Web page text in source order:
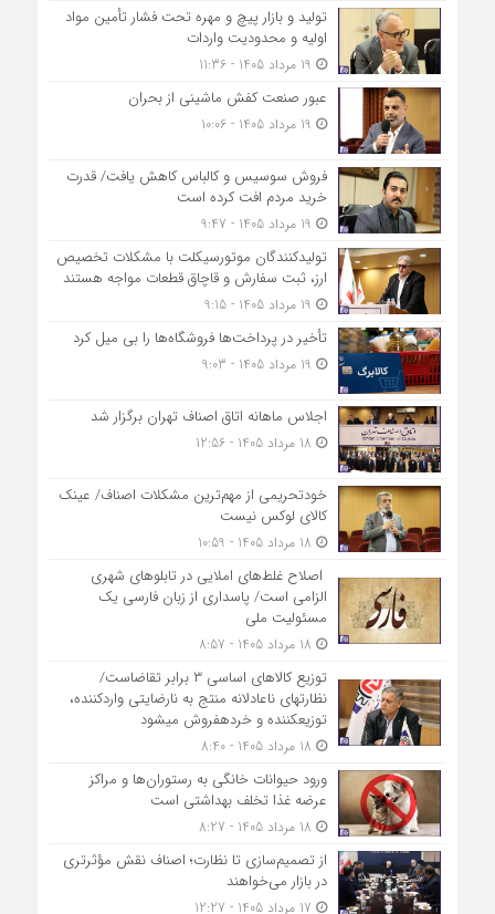
تولید و بازار پیچ و مهره تحت فشار تأمین مواد
اولیه و محدودیت واردات
عبور صنعت کفش ماشینی از بحران
فروش سوسیس و کالباس کاهش یافت/ قدرت
خرید مردم افت کرده است
تولیدکنندگان موتورسیکلت با مشکلات تخصیص
ارز، ثبت سفارش و قاچاق قطعات مواجه هستند
تأخیر در پرداخت‌ها فروشگاه‌ها را بی میل کرد
اجلاس ماهانه اتاق اصناف تهران برگزار شد
خودتحریمی از مهم‌ترین مشکلات اصناف/ عینک
کالای لوکس نیست
اصلاح غلط‌های املایی در تابلوهای شهری
الزامی است/ پاسداری از زبان فارسی یک
مسئولیت ملی
توزیع کالاهای اساسی ۳ برابر تقاضاست/
نظارت‎های ناعادلانه منتج به نارضایتی واردکننده،
توزیع‎کننده و خرده‎فروش می‎شود
ورود حیوانات خانگی به رستوران‌ها و مراکز
عرضه غذا تخلف بهداشتی است
از تصمیم‌سازی تا نظارت؛ اصناف نقش مؤثرتری
در بازار می‌خواهند